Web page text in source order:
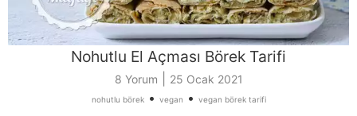
Nohutlu El Açması Börek Tarifi
8 Yorum 25 Ocak 2021
nohutlu börek• vegan • vegan börek tarifi